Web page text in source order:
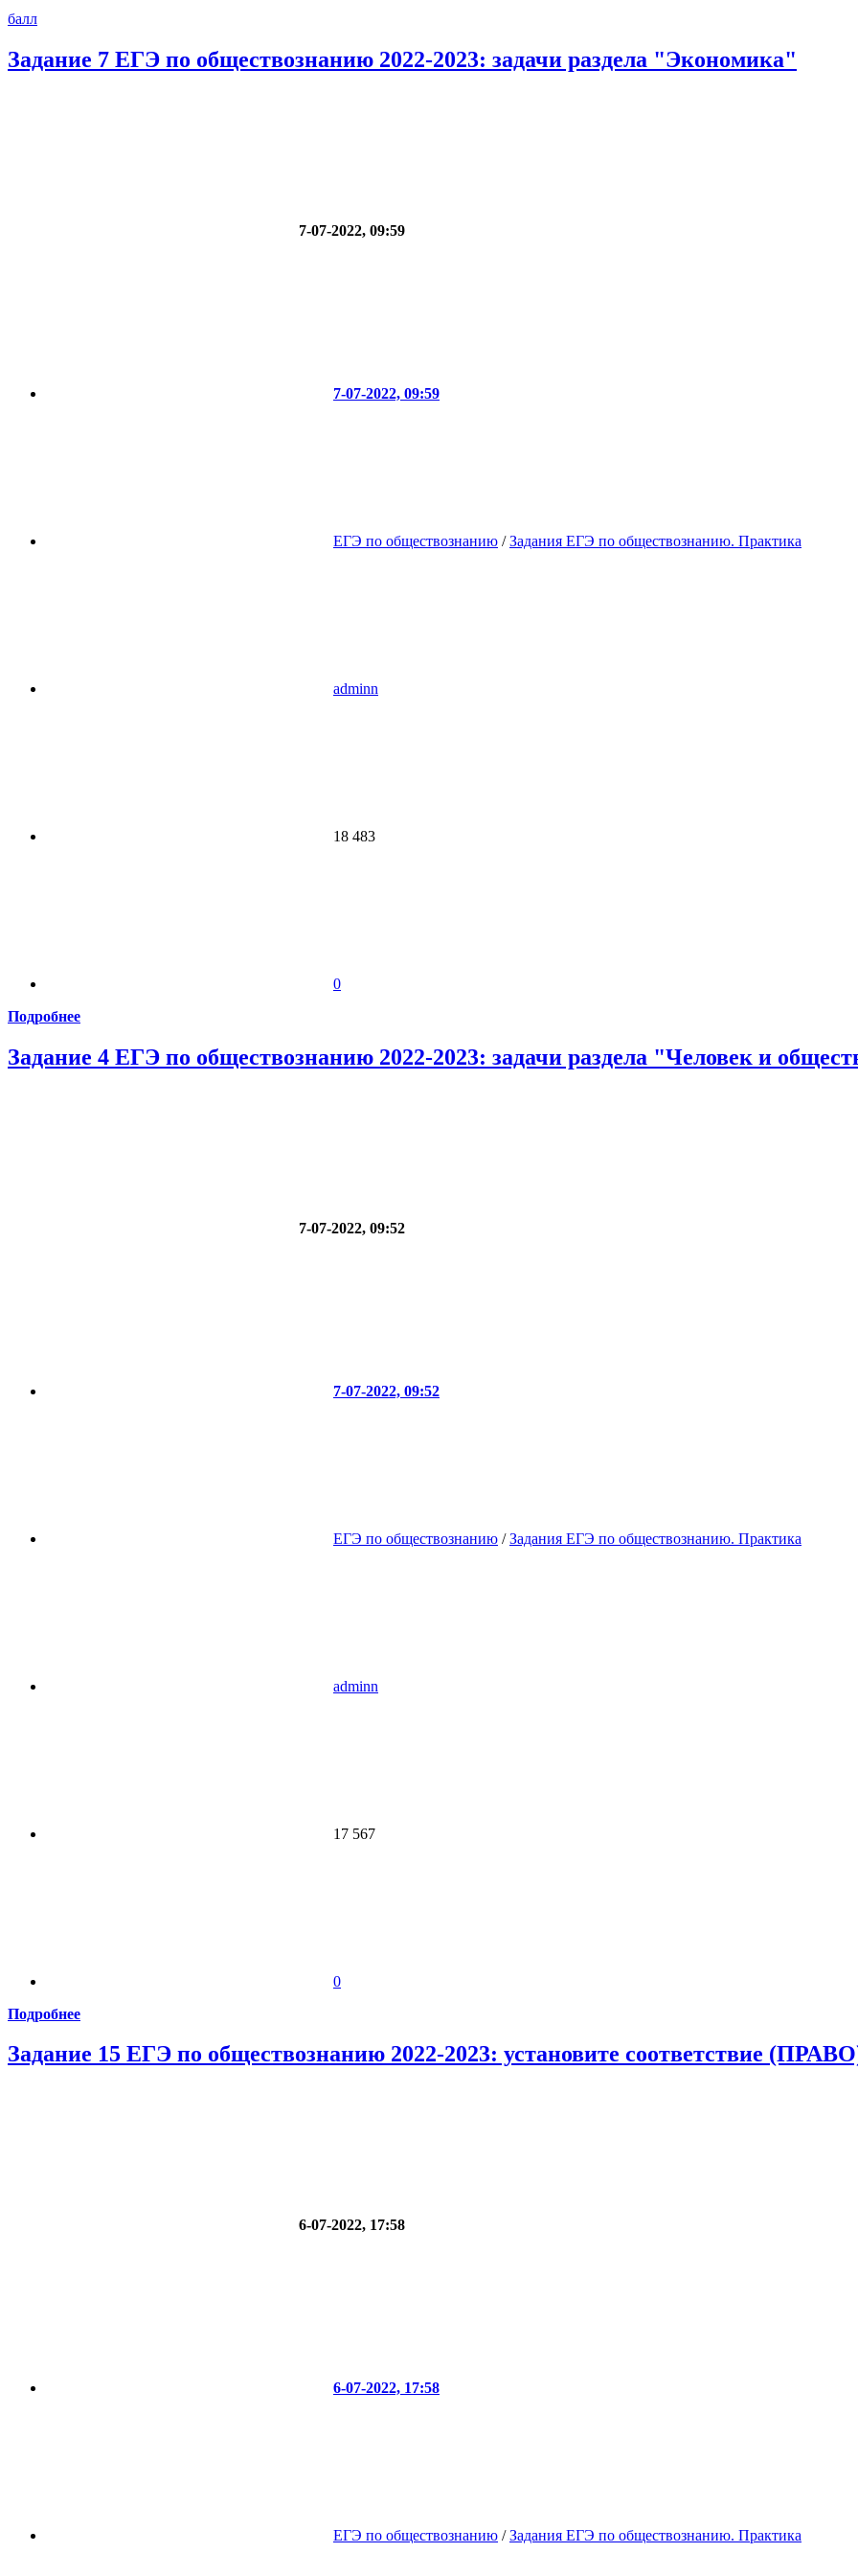
балл
Задание 7 ЕГЭ по обществознанию 2022-2023: задачи раздела "Экономика"
7-07-2022, 09:59
7-07-2022, 09:59
ЕГЭ по обществознанию /Задания ЕГЭ по обществознанию. Практика
adminn
18 483
0
Подробнее
Задание 4 ЕГЭ по обществознанию 2022-2023: задачи раздела "Человек и
7-07-2022, 09:52
7-07-2022, 09:52
ЕГЭ по обществознанию /Задания ЕГЭ по обществознанию. Практика
adminn
17 567
0
Подробнее
Задание 15 ЕГЭ по обществознанию 2022-2023: установите соответствие
6-07-2022, 17:58
6-07-2022, 17:58
ЕГЭ по обществознанию /Задания ЕГЭ по обществознанию. Практика